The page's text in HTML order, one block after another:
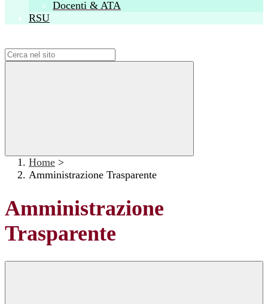
Docenti & ATA
RSU
Home >
Amministrazione Trasparente
Amministrazione
Trasparente